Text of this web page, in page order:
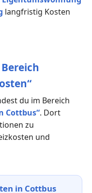
langfristig Kosten
du im Bereich
Cottbus“. Dort
zu
und
in Cottbus